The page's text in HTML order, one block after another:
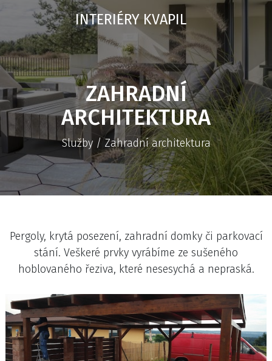
INTERIÉRY KVAPIL
ZAHRADNÍ
ARCHITEKTURA
Služby/ Zahradní architektura
Pergoly, krytá posezení, zahradní domky či parkovací
stání. Veškeré prvky vyrábíme ze sušeného
hoblovaného řeziva, které nesesychá a nepraská.